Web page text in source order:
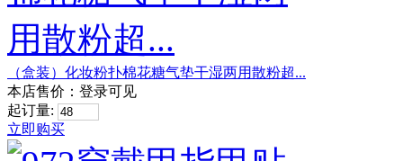
（盒装）化妆粉扑棉花糖气垫干湿两用散粉超...
本店售价： 登录可见
起订量:
立即购买